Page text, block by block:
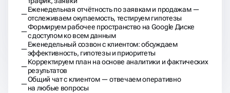
Еженедельная отчётность по заявкам и продажам —
отслеживаем окупаемость, тестируем гипотезы
Формируем рабочее пространство на Google Диске
с доступом ко всем данным
Еженедельный созвон с клиентом: обсуждаем
эффективность, гипотезы и приоритеты
Корректируем план на основе аналитики и фактических
результатов
Общий чат с клиентом — отвечаем оперативно
на любые вопросы